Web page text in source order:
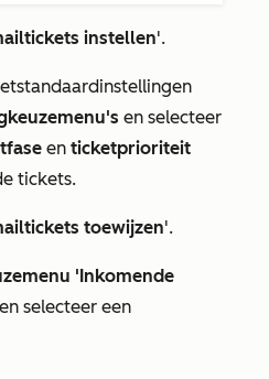
instellen'.
en selecteer
en ticketprioriteit
tickets.
toewijzen'.
'Inkomende
en selecteer een